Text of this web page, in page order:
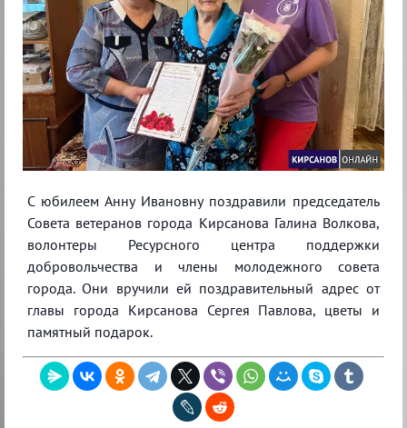
С юбилеем Анну Ивановну поздравили председатель
Совета ветеранов города Кирсанова Галина Волкова,
волонтеры Ресурсного центра поддержки
добровольчества и члены молодежного совета
города. Они вручили ей поздравительный адрес от
главы города Кирсанова Сергея Павлова, цветы и
памятный подарок.